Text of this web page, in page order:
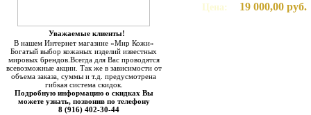
Уважаемые клиенты!
В нашем Интернет магазине «Мир Кожи»
Богатый выбор кожаных изделий известных
мировых брендов.Всегда для Вас проводятся
всевозможные акции. Так же в зависимости от
объема заказа, суммы и т.д. предусмотрена
гибкая система скидок.
Подробную информацию о скидках Вы
можете узнать, позвонив по телефону
8 (916) 402-30-44
Цена: 19 000,00 руб.